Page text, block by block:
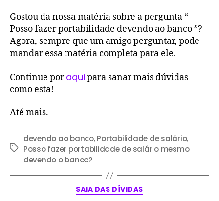
Gostou da nossa matéria sobre a pergunta “
Posso fazer portabilidade devendo ao banco ”?
Agora, sempre que um amigo perguntar, pode
mandar essa matéria completa para ele.
Continue poraqui para sanar mais dúvidas
como esta!
Até mais.
devendo ao banco,Portabilidade de salário,
Posso fazer portabilidade de salário mesmo
devendo o banco?
SAIA DAS DÍVIDAS